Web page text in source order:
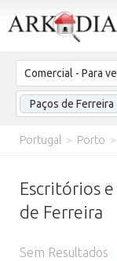
Comercial - Para
Paços de Ferreira
Portugal > Porto >
Escritórios e
de Ferreira
Sem Resultados